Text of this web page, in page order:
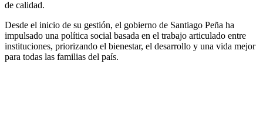
de calidad.
Desde el inicio de su gestión, el gobierno de Santiago Peña ha
impulsado una política social basada en el trabajo articulado entre
instituciones, priorizando el bienestar, el desarrollo y una vida mejor
para todas las familias del país.